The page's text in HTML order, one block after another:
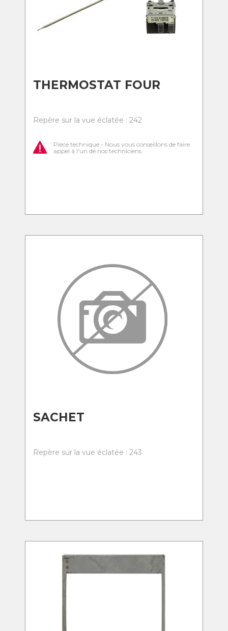
THERMOSTAT FOUR
Repère sur la vue éclatée : 242
Pièce technique - Nous vous conseillons de faire
appel à l'un de nos techniciens
SACHET
Repère sur la vue éclatée : 243